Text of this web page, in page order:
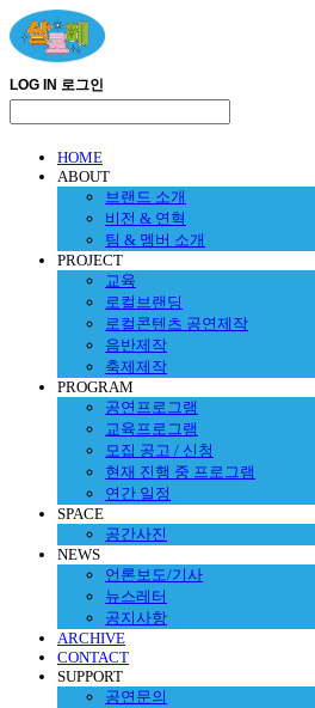
LOG IN 로그인
HOME
ABOUT
브랜드 소개
비전 & 연혁
팀 & 멤버 소개
PROJECT
교육
로컬브랜딩
로컬콘텐츠 공연제작
음반제작
축제제작
PROGRAM
공연프로그램
교육프로그램
모집 공고 / 신청
현재 진행 중 프로그램
연간 일정
SPACE
공간사진
NEWS
언론보도/기사
뉴스레터
공지사항
ARCHIVE
CONTACT
SUPPORT
공연문의